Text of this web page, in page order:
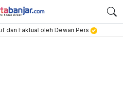
dan Faktual oleh Dewan Pers